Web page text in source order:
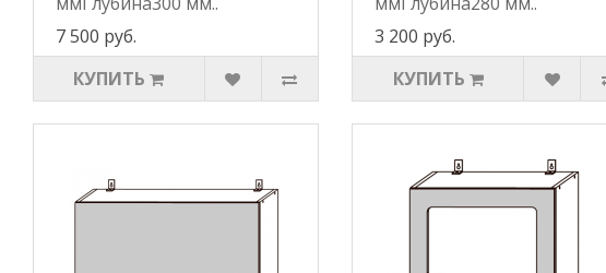
7 500 руб.
КУПИТЬ
3 200 руб.
КУПИТЬ